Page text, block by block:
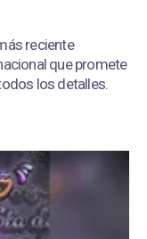
reciente
que promete
los detalles.